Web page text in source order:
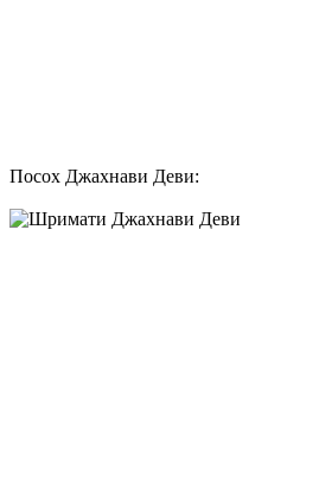
Посох Джахнави Деви: